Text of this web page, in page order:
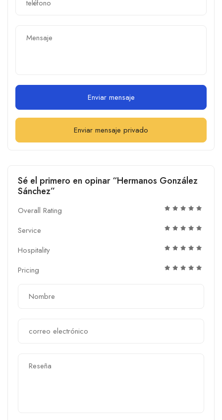
Enviar mensaje
Enviar mensaje privado
Sé el primero en opinar “Hermanos González
Sánchez”
Overall Rating
Service
Hospitality
Pricing